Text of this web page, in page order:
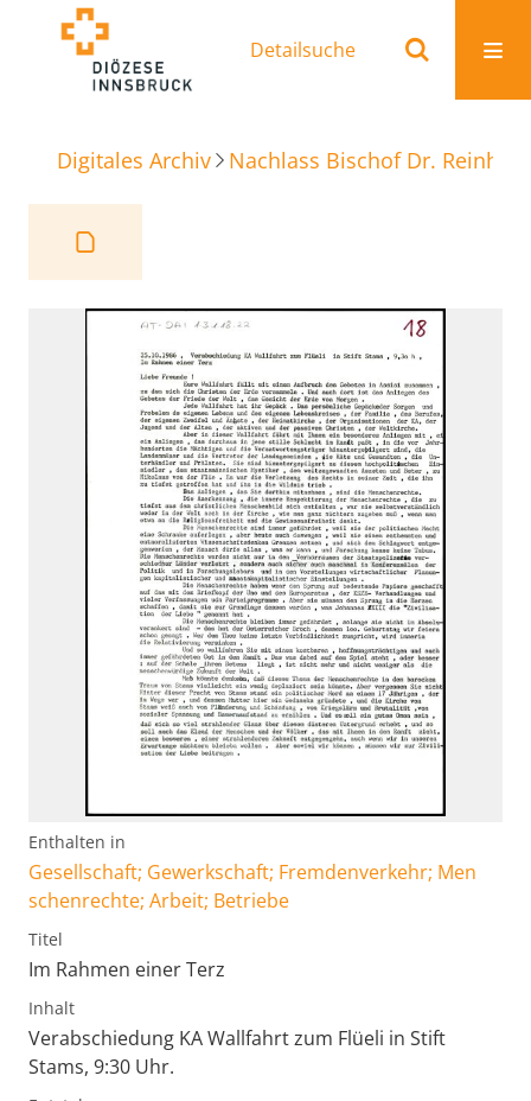
Detailsuche
Digitales Archiv Nachlass Bischof Dr.
Enthalten in
Gesellschaft; Gewerkschaft; Fremdenverkehr; Men
schenrechte; Arbeit; Betriebe
Titel
Im Rahmen einer Terz
Inhalt
Verabschiedung KA Wallfahrt zum Flüeli in Stift
Stams, 9:30 Uhr.